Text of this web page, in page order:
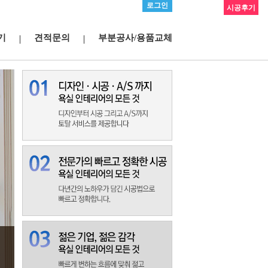
로그인
견적문의 부분공사/용품교체
시공후기